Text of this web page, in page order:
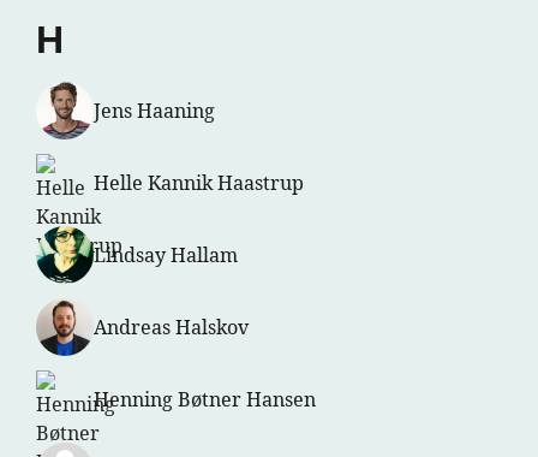
H
Jens Haaning
Helle Kannik Haastrup
Lindsay Hallam
Andreas Halskov
Henning Bøtner Hansen